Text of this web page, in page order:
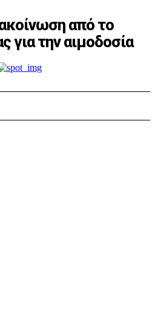
από το
για την αιμοδοσία